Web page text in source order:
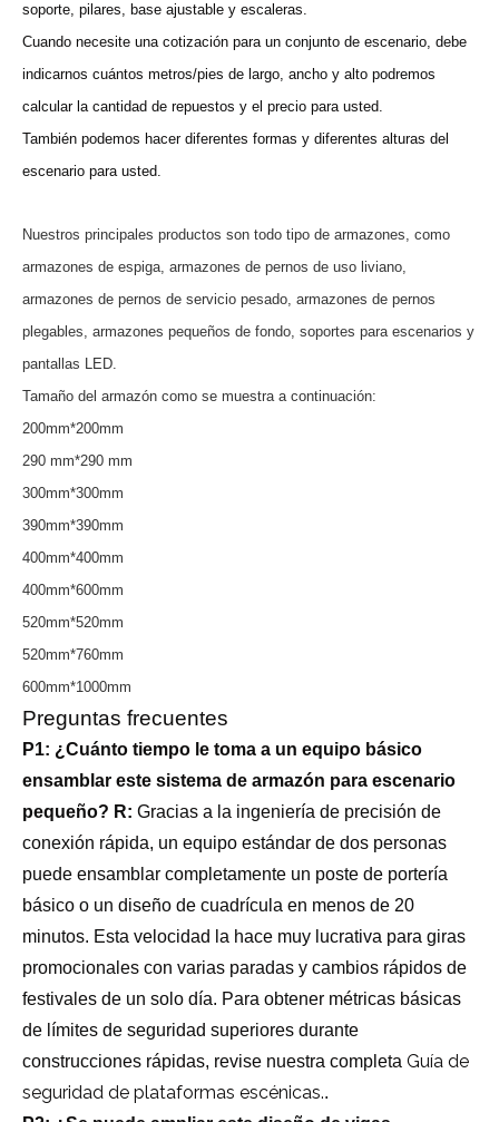
soporte, pilares, base ajustable y escaleras.
Cuando necesite una cotización para un conjunto de escenario, debe
indicarnos cuántos metros/pies de largo, ancho y alto podremos
calcular la cantidad de repuestos y el precio para usted.
También podemos hacer diferentes formas y diferentes alturas del
escenario para usted.
Nuestros principales productos son todo tipo de armazones, como
armazones de espiga, armazones de pernos de uso liviano,
armazones de pernos de servicio pesado, armazones de pernos
plegables, armazones pequeños de fondo, soportes para escenarios y
pantallas LED.
Tamaño del armazón como se muestra a continuación:
200mm*200mm
290 mm*290 mm
300mm*300mm
390mm*390mm
400mm*400mm
400mm*600mm
520mm*520mm
520mm*760mm
600mm*1000mm
Preguntas frecuentes
P1: ¿Cuánto tiempo le toma a un equipo básico
ensamblar este sistema de armazón para escenario
pequeño? R: Gracias a la ingeniería de precisión de
conexión rápida, un equipo estándar de dos personas
puede ensamblar completamente un poste de portería
básico o un diseño de cuadrícula en menos de 20
minutos. Esta velocidad la hace muy lucrativa para giras
promocionales con varias paradas y cambios rápidos de
festivales de un solo día. Para obtener métricas básicas
de límites de seguridad superiores durante
construcciones rápidas, revise nuestra completa Guía de
seguridad de plataformas escénicas..